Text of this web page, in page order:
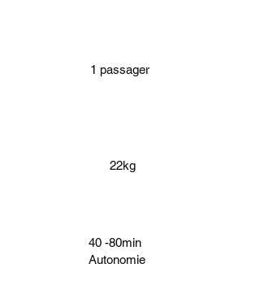
1 passager
22kg
40 -80min
Autonomie